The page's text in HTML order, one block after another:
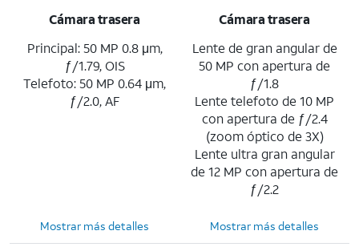
Cámara trasera
Principal: 50 MP 0.8 μm,
ƒ/1.79, OIS
Telefoto: 50 MP 0.64 μm,
ƒ/2.0, AF
Cámara trasera
Lente de gran angular de
50 MP con apertura de
ƒ/1.8
Lente telefoto de 10 MP
con apertura de ƒ/2.4
(zoom óptico de 3X)
Lente ultra gran angular
de 12 MP con apertura de
ƒ/2.2
Mostrar más detalles Mostrar más detalles